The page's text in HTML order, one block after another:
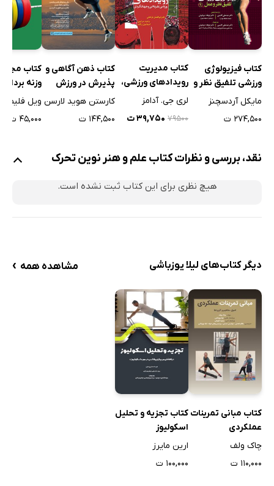
کتاب فیزیولوژی
ورزشی تلفیق نظر و
عمل 1
مایکل آردسچنز
۲۷۴,۵۰۰ ت
کتاب مدیریت
رویدادهای ورزشی،
تفریحی و جهانگردی
لری جی. آدامز
۷۹۵۰۰ ۳۹,۷۵۰ ت
کتاب ذهن آگاهی و
پذیرش در ورزش
کارستن هوید لارسن
۱۴۴,۵۰۰ ت
کتاب
وزنه
ویل
۴۵,۰۰۰ ت
نقد، بررسی و نظرات کتاب علم و هنر نوین تحرک
هیچ نظری برای این کتاب ثبت نشده است.
دیگر کتاب‌های لیلا یوزباشی مشاهده همه ›
کتاب مبانی تمرینات
عملکردی
چاک ولف
۱۱۰,۰۰۰ ت
کتاب تجزیه و تحلیل
اسکولیوز
ارین مایرز
۱۰۰,۰۰۰ ت